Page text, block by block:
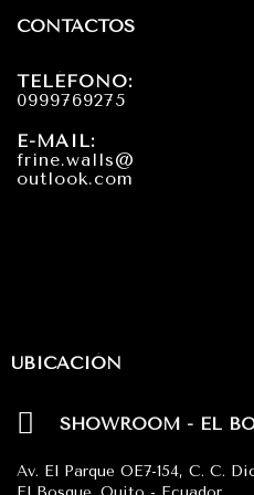
CONTACTOS
TELÉFONO:
0999769275
E-MAIL:
frine.walls@
outlook.com
UBICACIÓN
SHOWROOM - EL
Av. El Parque OE7-154, C. C.